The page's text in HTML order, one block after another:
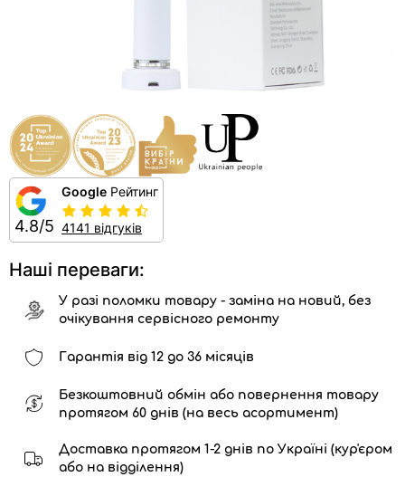
4.8/5
Google Рейтинг
4141 відгуків
Наші переваги:
У разі поломки товару - заміна на новий, без
очікування сервісного ремонту
Гарантія від 12 до 36 місяців
Безкоштовний обмін або повернення товару
протягом 60 днів (на весь асортимент)
Доставка протягом 1-2 днів по Україні (кур'єром
або на відділення)